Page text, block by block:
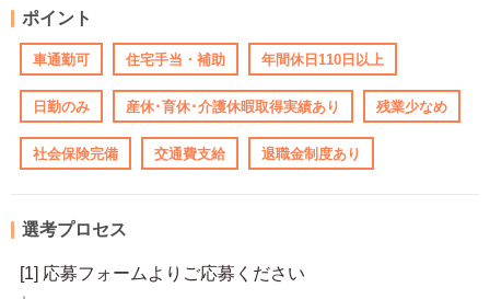
ポイント
車通勤可 住宅手当・補助 年間休日110日以上
日勤のみ 産休･育休･介護休暇取得実績あり 残業少なめ
社会保険完備 交通費支給 退職金制度あり
選考プロセス
[1] 応募フォームよりご応募ください